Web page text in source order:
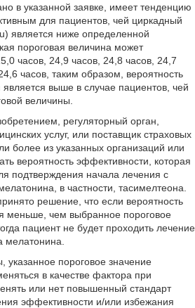
в указанной заявке, имеет тенденцию
для пациентов, чей циркадный
является ниже определенной
пороговая величина может
часов, 24,9 часов, 24,8 часов, 24,7
часов, таким образом, вероятность
выше в случае пациентов, чей
величины.
регуляторный орган,
услуг, или поставщик страховых
более из указанных организаций или
вероятность эффективности, которая
подтверждения начала лечения с
в частности, тасимелтеона.
решение, что если вероятность
меньше, чем выбранное пороговое
пациент не будет проходить лечение
мелатонина.
указанное пороговое значение
в качестве фактора при
или нет повышенный стандарт
эффективности и/или избежания